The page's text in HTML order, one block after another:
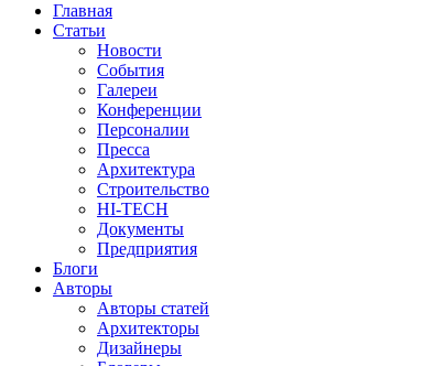
Главная
Статьи
Новости
События
Галереи
Конференции
Персоналии
Пресса
Архитектура
Строительство
HI-TECH
Документы
Предприятия
Блоги
Авторы
Авторы статей
Архитекторы
Дизайнеры